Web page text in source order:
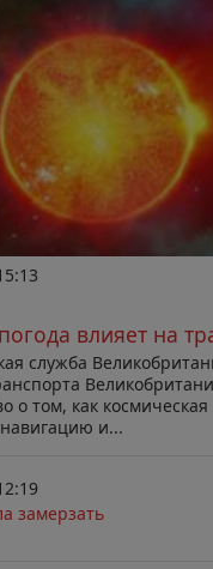
влияет на
служба
о том, как
и...
замерзать